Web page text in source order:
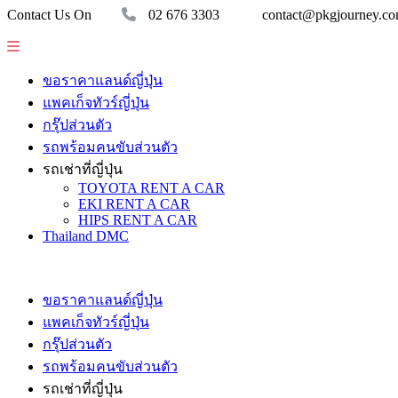
Contact Us On 02 676 3303
ขอราคาแลนด์ญี่ปุ่น
แพคเก็จทัวร์ญี่ปุ่น
กรุ๊ปส่วนตัว
รถพร้อมคนขับส่วนตัว
รถเช่าที่ญี่ปุ่น
TOYOTA RENT A CAR
EKI RENT A CAR
HIPS RENT A CAR
Thailand DMC
ขอราคาแลนด์ญี่ปุ่น
แพคเก็จทัวร์ญี่ปุ่น
กรุ๊ปส่วนตัว
รถพร้อมคนขับส่วนตัว
รถเช่าที่ญี่ปุ่น